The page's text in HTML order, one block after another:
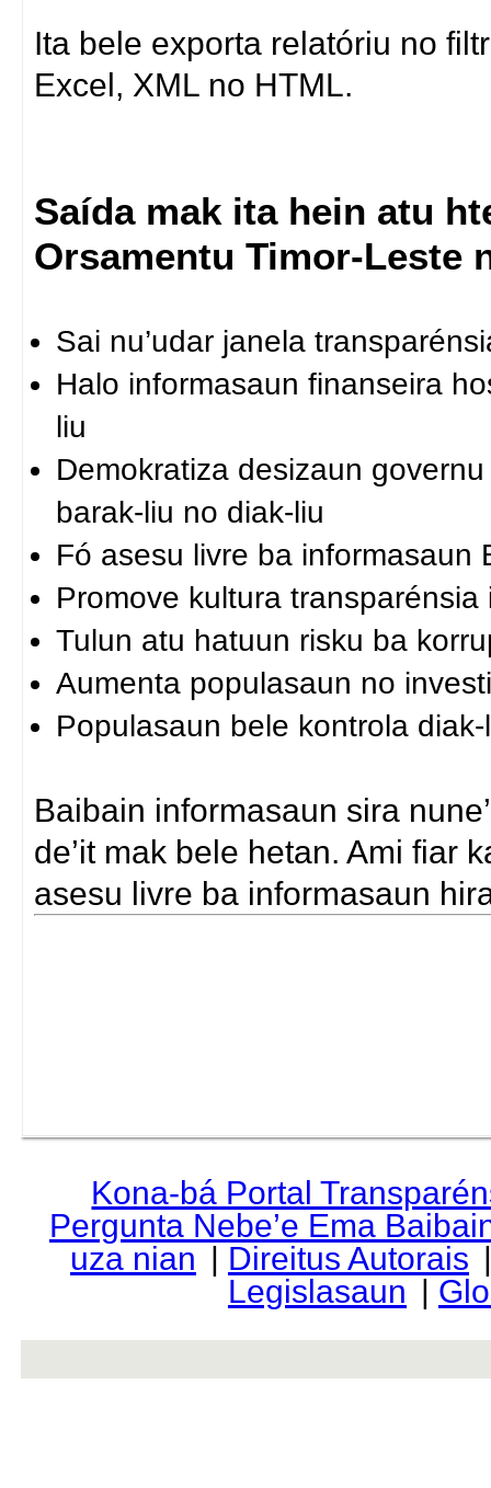
Ita bele exporta relatóriu no
Excel, XML no HTML.
Saída mak ita hein atu
Orsamentu Timor-Leste
Sai nu’udar janela
Halo informasaun finanseira
liu
Demokratiza desizaun
barak-liu no diak-liu
Fó asesu livre ba informasaun
Promove kultura
Tulun atu hatuun risku ba
Aumenta populasaun no
Populasaun bele kontrola diak-
Baibain informasaun sira
de’it mak bele hetan. Ami fiar
asesu livre ba informasaun
Kona-bá Portal
Pergunta Nebe’e Ema
uza nian | Direitus Autorais
Legislasaun |